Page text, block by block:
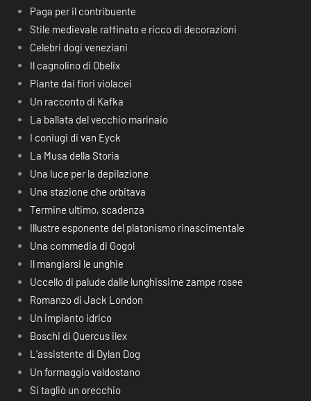
Paga per il contribuente
Stile medievale raffinato e ricco di decorazioni
Celebri dogi veneziani
Il cagnolino di Obelix
Piante dai fiori violacei
Un racconto di Kafka
La ballata del vecchio marinaio
I coniugi di van Eyck
La Musa della Storia
Una luce per la depilazione
Una stazione che orbitava
Termine ultimo, scadenza
Illustre esponente del platonismo rinascimentale
Una commedia di Gogol
Il mangiarsi le unghie
Uccello di palude dalle lunghissime zampe rosee
Romanzo di Jack London
Un impianto idrico
Boschi di Quercus ilex
L’assistente di Dylan Dog
Un formaggio valdostano
Si tagliò un orecchio